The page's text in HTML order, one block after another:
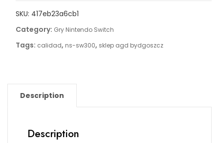
SKU: 417eb23a6cb1
Category: Gry Nintendo Switch
Tags: calidad, ns-sw300, sklep agd bydgoszcz
Description
Description